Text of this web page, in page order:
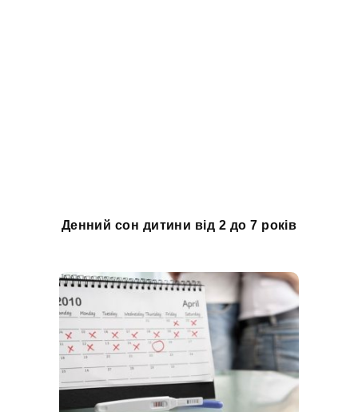
Денний сон дитини від 2 до 7 років